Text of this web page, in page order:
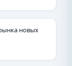
новых